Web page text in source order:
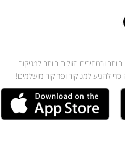
ובמחירים הזולים ביותר למניקור
להגיע למניקור ופדיקור מושלמים!